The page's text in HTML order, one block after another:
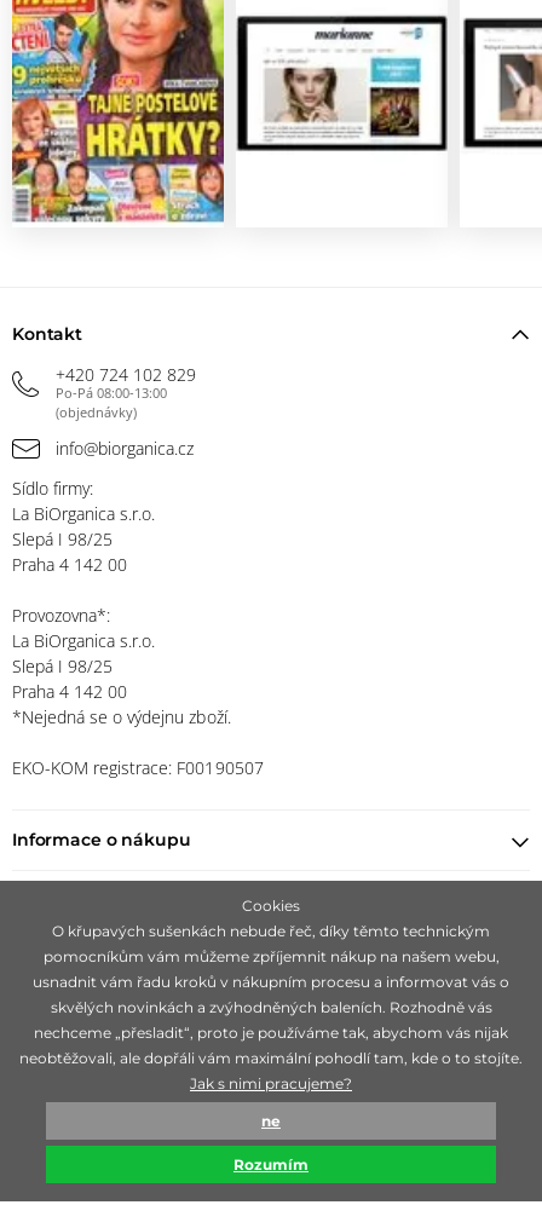
Kontakt
+420 724 102 829
Po-Pá 08:00-13:00
(objednávky)
info@biorganica.cz
Sídlo firmy:
La BiOrganica s.r.o.
Slepá I 98/25
Praha 4 142 00
Provozovna*:
La BiOrganica s.r.o.
Slepá I 98/25
Praha 4 142 00
*Nejedná se o výdejnu zboží.
EKO-KOM registrace: F00190507
Informace o nákupu
Zůstaňte s námi v kontaktu
Zaměřujeme se na hledání čistě přírodních značek, ideálně 100 %
bio, které jsou mimořádné svojí účinností.
© biorganica 1993-2026
Cookies
O křupavých sušenkách nebude řeč, díky těmto technickým
pomocníkům vám můžeme zpříjemnit nákup na našem webu,
usnadnit vám řadu kroků v nákupním procesu a informovat vás o
skvělých novinkách a zvýhodněných baleních. Rozhodně vás
nechceme „přesladit“, proto je používáme tak, abychom vás nijak
neobtěžovali, ale dopřáli vám maximální pohodlí tam, kde o to stojíte.
Jak s nimi pracujeme?
ne
Rozumím